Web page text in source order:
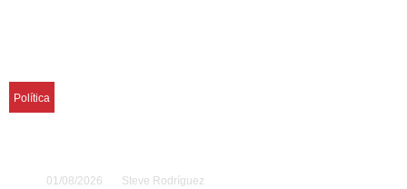
Política
01/08/2026 Steve Rodríguez